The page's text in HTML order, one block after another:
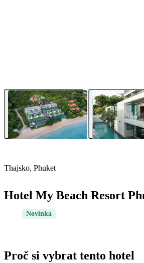
Thajsko, Phuket
Hotel My Beach Resort
Novinka
Proč si vybrat tento hotel